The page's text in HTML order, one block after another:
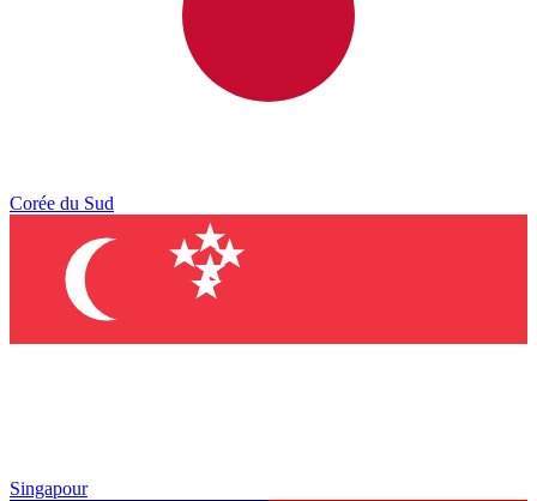
Corée du Sud
Singapour